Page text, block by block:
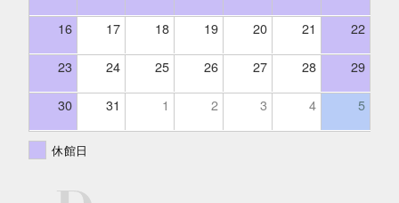
16 17 18 19 20 21 22
23 24 25 26 27 28 29
30 31 1 2 3 4 5
休館日